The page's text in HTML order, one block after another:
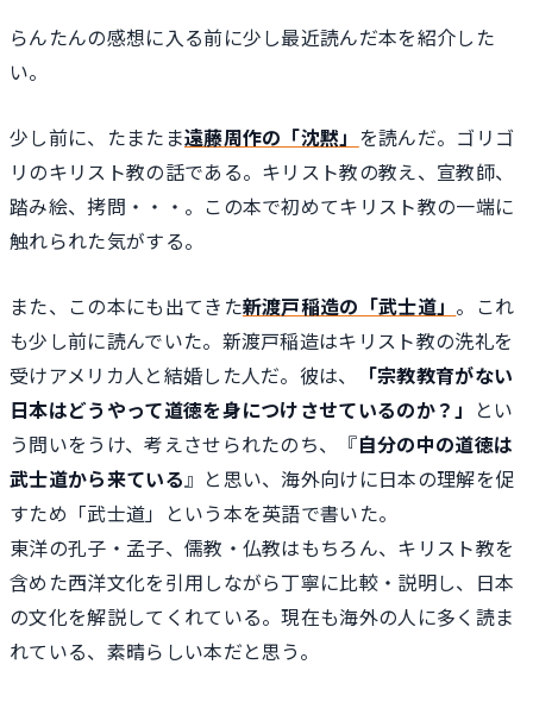
らんたんの感想に入る前に少し最近読んだ本を紹介した
い。
少し前に、たまたま遠藤周作の「沈黙」 を読んだ。ゴリゴ
リのキリスト教の話である。キリスト教の教え、宣教師、
踏み絵、拷問・・・。この本で初めてキリスト教の一端に
触れられた気がする。
また、この本にも出てきた新渡戸稲造の「武士道」 。これ
も少し前に読んでいた。新渡戸稲造はキリスト教の洗礼を
受けアメリカ人と結婚した人だ。彼は、
「宗教教育がない
日本はどうやって道徳を身につけさせているのか？」 とい
う問いをうけ、考えさせられたのち、『自分の中の道徳は
武士道から来ている 』と思い、海外向けに日本の理解を促
すため「武士道」という本を英語で書いた。
東洋の孔子・孟子、儒教・仏教はもちろん、キリスト教を
含めた西洋文化を引用しながら丁寧に比較・説明し、日本
の文化を解説してくれている。現在も海外の人に多く読ま
れている、素晴らしい本だと思う。